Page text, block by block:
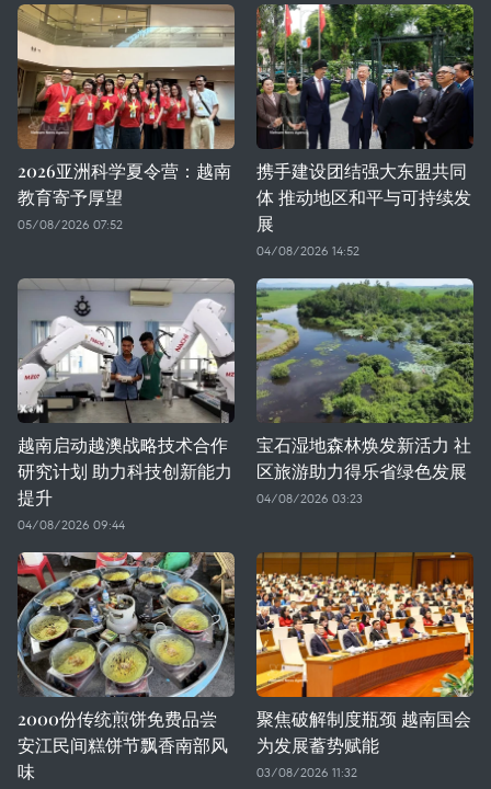
2026亚洲科学夏令营：越南
教育寄予厚望
05/08/2026 07:52
携手建设团结强大东盟共同
体 推动地区和平与可持续发
展
04/08/2026 14:52
越南启动越澳战略技术合作
研究计划 助力科技创新能力
提升
04/08/2026 09:44
宝石湿地森林焕发新活力 社
区旅游助力得乐省绿色发展
04/08/2026 03:23
2000份传统煎饼免费品尝
安江民间糕饼节飘香南部风
味
聚焦破解制度瓶颈 越南国会
为发展蓄势赋能
03/08/2026 11:32